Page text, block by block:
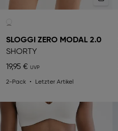
SLOGGI ZERO MODAL 2.0
SHORTY
19,95 €
2-Pack Letzter Artikel